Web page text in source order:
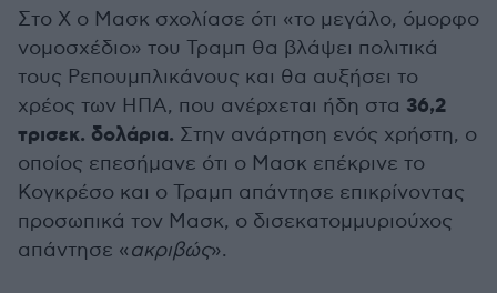
Στο Χ ο Μασκ σχολίασε ότι «το μεγάλο, όμορφο
νομοσχέδιο» του Τραμπ θα βλάψει πολιτικά
τους Ρεπουμπλικάνους και θα αυξήσει το
χρέος των ΗΠΑ, που ανέρχεται ήδη στα 36,2
τρισεκ. δολάρια. Στην ανάρτηση ενός χρήστη, ο
οποίος επεσήμανε ότι ο Μασκ επέκρινε το
Κογκρέσο και ο Τραμπ απάντησε επικρίνοντας
προσωπικά τον Μασκ, ο δισεκατομμυριούχος
απάντησε «ακριβώς».